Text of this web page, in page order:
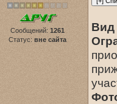
Сообщений: 1261
Статус: вне сайта
Вид